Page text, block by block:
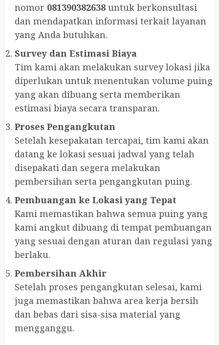
nomor 081390382638 untuk berkonsultasi
dan mendapatkan informasi terkait layanan
yang Anda butuhkan.
Survey dan Estimasi Biaya
Tim kami akan melakukan survey lokasi jika
diperlukan untuk menentukan volume puing
yang akan dibuang serta memberikan
estimasi biaya secara transparan.
Proses Pengangkutan
Setelah kesepakatan tercapai, tim kami akan
datang ke lokasi sesuai jadwal yang telah
disepakati dan segera melakukan
pembersihan serta pengangkutan puing.
Pembuangan ke Lokasi yang Tepat
Kami memastikan bahwa semua puing yang
kami angkut dibuang di tempat pembuangan
yang sesuai dengan aturan dan regulasi yang
berlaku.
Pembersihan Akhir
Setelah proses pengangkutan selesai, kami
juga memastikan bahwa area kerja bersih
dan bebas dari sisa-sisa material yang
mengganggu.